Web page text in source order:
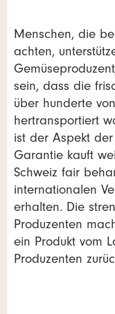
Menschen, die
achten,
sein, dass die
über hunderte
hertransportiert
ist der Aspekt
Garantie kauft
Schweiz fair
internationalen
erhalten. Die
Produzenten
ein Produkt vom
Produzenten